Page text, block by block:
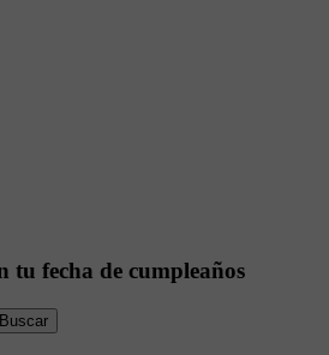
tu fecha de cumpleaños
Buscar